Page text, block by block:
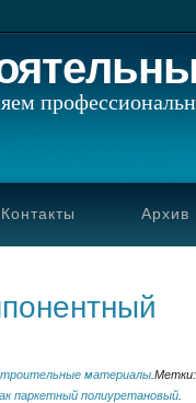
Контакты Архив
материалы Метки:
паркетный полиуретановый